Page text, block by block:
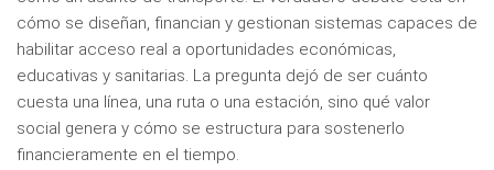
cómo se diseñan, financian y gestionan sistemas capaces de
habilitar acceso real a oportunidades económicas,
educativas y sanitarias. La pregunta dejó de ser cuánto
cuesta una línea, una ruta o una estación, sino qué valor
social genera y cómo se estructura para sostenerlo
financieramente en el tiempo.